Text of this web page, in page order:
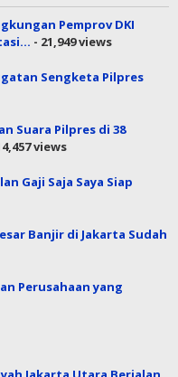
Pemprov DKI
- 21,949 views
Sengketa Pilpres
Suara Pilpres di 38
views
Gaji Saja Saya Siap
Banjir di Jakarta Sudah
Perusahaan yang